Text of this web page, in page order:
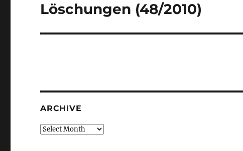
Next
Löschungen (48/2010)
ARCHIVE
Archive